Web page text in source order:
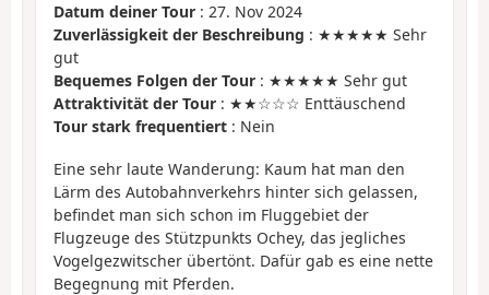
Datum deiner Tour : 27. Nov 2024
Zuverlässigkeit der Beschreibung : ★★★★★ Sehr
gut
Bequemes Folgen der Tour : ★★★★★ Sehr gut
Attraktivität der Tour : ★★☆☆☆ Enttäuschend
Tour stark frequentiert : Nein
Eine sehr laute Wanderung: Kaum hat man den
Lärm des Autobahnverkehrs hinter sich gelassen,
befindet man sich schon im Fluggebiet der
Flugzeuge des Stützpunkts Ochey, das jegliches
Vogelgezwitscher übertönt. Dafür gab es eine nette
Begegnung mit Pferden.